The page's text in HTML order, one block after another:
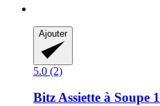
Ajouter
5.0 (2)
BitzAssiette à Soupe